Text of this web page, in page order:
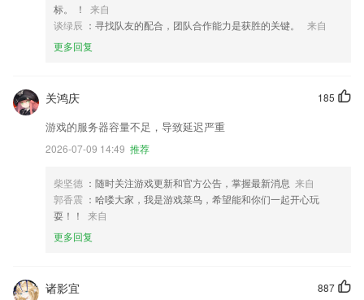
标。 ！
来自
谈绿辰 ：寻找队友的配合，团队合作能力是获胜的关键。
来自
更多回复
185
关鸿庆
游戏的服务器容量不足，导致延迟严重
2026-07-09 14:49 推荐
柴坚德 ：随时关注游戏更新和官方公告，掌握最新消息 来自
郭香震 ：哈喽大家，我是游戏菜鸟，希望能和你们一起开心玩
耍！！
来自
更多回复
887
诸影宜